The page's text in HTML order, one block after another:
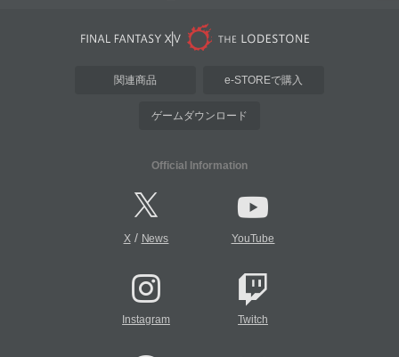
関連商品 e-STOREで購入
ゲームダウンロード
Official Information
X/ News YouTube
Instagram Twitch